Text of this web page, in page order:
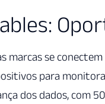
marcas se
para
dos dados, com